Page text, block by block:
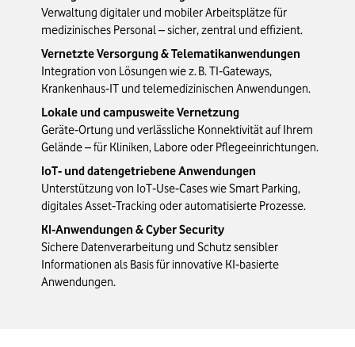
Verwaltung digitaler und mobiler Arbeitsplätze für
medizinisches Personal – sicher, zentral und effizient.
Vernetzte Versorgung & Telematikanwendungen
Integration von Lösungen wie z. B. TI‑Gateways,
Krankenhaus‑IT und telemedizinischen Anwendungen.
Lokale und campusweite Vernetzung
Geräte‑Ortung und verlässliche Konnektivität auf Ihrem
Gelände – für Kliniken, Labore oder Pflegeeinrichtungen.
IoT‑ und datengetriebene Anwendungen
Unterstützung von IoT‑Use‑Cases wie Smart Parking,
digitales Asset‑Tracking oder automatisierte Prozesse.
KI‑Anwendungen & Cyber Security
Sichere Datenverarbeitung und Schutz sensibler
Informationen als Basis für innovative KI‑basierte
Anwendungen.